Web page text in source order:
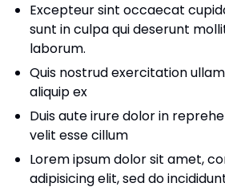
Excepteur sint occaecat
sunt in culpa qui deserunt
laborum.
Quis nostrud exercitation
aliquip ex
Duis aute irure dolor in
velit esse cillum
Lorem ipsum dolor sit amet,
adipisicing elit, sed do